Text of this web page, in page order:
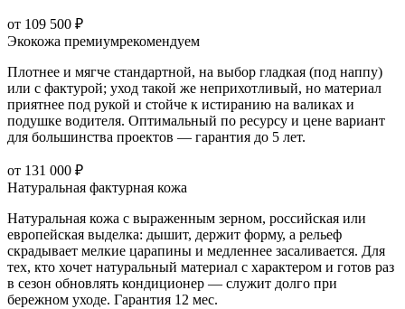
от 109 500 ₽
Экокожа премиумрекомендуем
Плотнее и мягче стандартной, на выбор гладкая (под наппу)
или с фактурой; уход такой же неприхотливый, но материал
приятнее под рукой и стойче к истиранию на валиках и
подушке водителя. Оптимальный по ресурсу и цене вариант
для большинства проектов — гарантия до 5 лет.
от 131 000 ₽
Натуральная фактурная кожа
Натуральная кожа с выраженным зерном, российская или
европейская выделка: дышит, держит форму, а рельеф
скрадывает мелкие царапины и медленнее засаливается. Для
тех, кто хочет натуральный материал с характером и готов раз
в сезон обновлять кондиционер — служит долго при
бережном уходе. Гарантия 12 мес.